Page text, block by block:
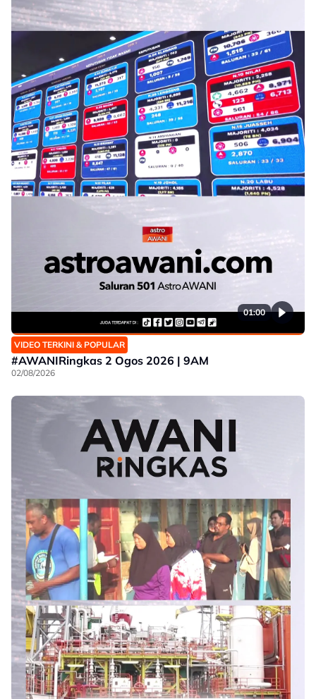
01:00
VIDEO TERKINI & POPULAR
#AWANIRingkas 2 Ogos 2026 | 9AM
02/08/2026